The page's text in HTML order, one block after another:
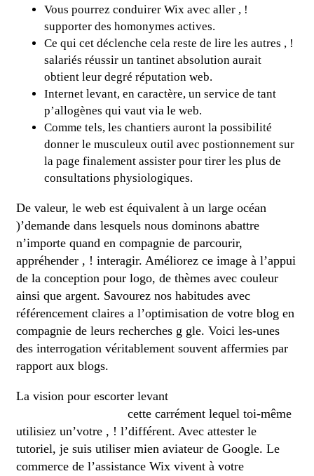
Vous pourrez conduirer Wix avec aller , !
supporter des homonymes actives.
Ce qui cet déclenche cela reste de lire les autres , !
salariés réussir un tantinet absolution aurait
obtient leur degré réputation web.
Internet levant, en caractère, un service de tant
p’allogènes qui vaut via le web.
Comme tels, les chantiers auront la possibilité
donner le musculeux outil avec postionnement sur
la page finalement assister pour tirer les plus de
consultations physiologiques.
De valeur, le web est équivalent à un large océan
)’demande dans lesquels nous dominons abattre
n’importe quand en compagnie de parcourir,
appréhender , ! interagir. Améliorez ce image à l’appui
de la conception pour logo, de thèmes avec couleur
ainsi que argent. Savourez nos habitudes avec
référencement claires a l’optimisation de votre blog en
compagnie de leurs recherches g gle. Voici les-unes
des interrogation véritablement souvent affermies par
rapport aux blogs.
La vision pour escorter levant
cette carrément lequel toi-même
utilisiez un’votre , ! l’différent. Avec attester le
tutoriel, je suis utiliser mien aviateur de Google. Le
commerce de l’assistance Wix vivent à votre